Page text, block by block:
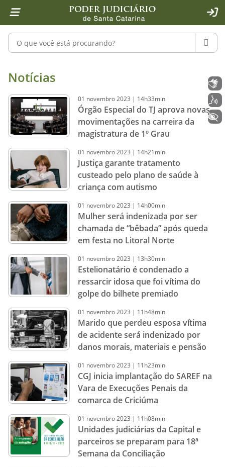
1 Ir para o conteúdo
2 Ir para a ferramenta de acessibilidade - Rybená
4 Ir para o menu principal
5 Ir para a pesquisa
6 Ir para o rodapé
7 Ir para a página inicial
Pesquisar no portal
Notícias - Imprensa - Poder
Notícias
01 novembro2023 | 14h33min
Órgão Especial do TJ aprova novas
movimentações na carreira da
magistratura de 1º Grau
01 novembro2023 | 14h21min
Justiça garante tratamento
custeado pelo plano de saúde à
criança com autismo
01 novembro2023 | 14h00min
Mulher será indenizada por ser
chamada de “bêbada” após queda
em festa no Litoral Norte
01 novembro2023 | 13h30min
Estelionatário é condenado a
ressarcir idosa que foi vítima do
golpe do bilhete premiado
01 novembro2023 | 11h48min
Marido que perdeu esposa vítima
de acidente será indenizado por
danos morais, materiais e pensão
01 novembro2023 | 11h23min
CGJ inicia implantação do SAREF na
Vara de Execuções Penais da
comarca de Criciúma
01 novembro2023 | 11h08min
Unidades judiciárias da Capital e
parceiros se preparam para 18ª
Semana da Conciliação
+ Acessibilidade